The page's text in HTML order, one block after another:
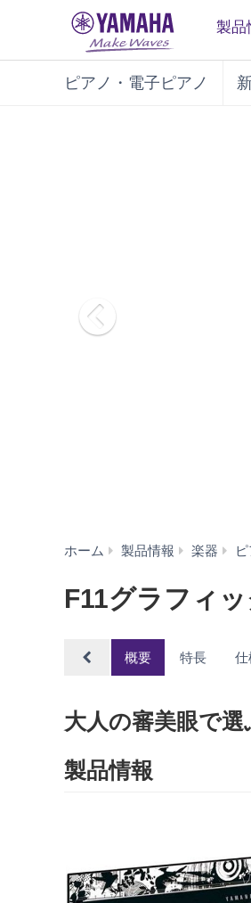
製品
ピアノ・電子ピアノ
ホーム 製品情報 楽器
F11グラフィ
概要 特長 仕
大人の審美眼で
製品情報